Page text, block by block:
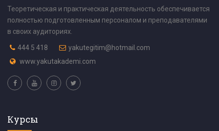
Теоретическая и практическая деятельность обеспечивается
полностью подготовленным персоналом и преподавателями
в своих аудиториях.
444 5 418
yakutegitim@hotmail.com
www.yakutakademi.com
Курсы